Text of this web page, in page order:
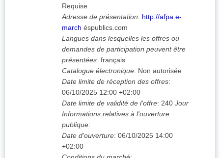
Requise
Adresse de présentation: http://afpa.e-
march éspublics.com
Langues dans lesquelles les offres ou
demandes de participation peuvent être
présentées: français
Catalogue électronique: Non autorisée
Date limite de réception des offres:
06/10/2025 12:00 +02:00
Date limite de validité de l'offre: 240 Jour
Informations relatives à l'ouverture
publique:
Date d'ouverture: 06/10/2025 14:00
+02:00